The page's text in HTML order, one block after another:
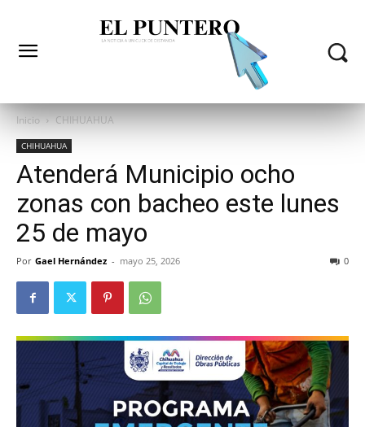
Inicio CHIHUAHUA
CHIHUAHUA
Atenderá Municipio ocho
zonas con bacheo este lunes
25 de mayo
Por Gael Hernández - mayo 25, 2026 0